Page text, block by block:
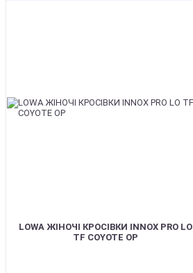
LOWA ЖІНОЧІ КРОСІВКИ INNOX PRO LO
TF COYOTE OP